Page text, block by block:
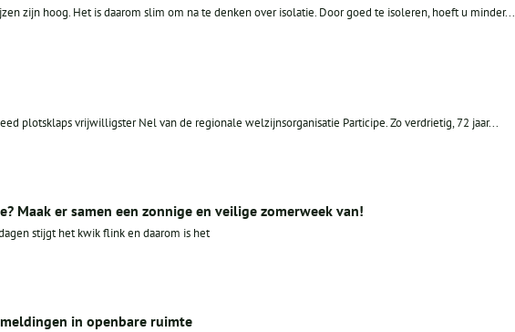
zijn hoog. Het is daarom slim om na te denken over isolatie. Door goed te isoleren, hoeft u minder...
plotsklaps vrijwilligster Nel van de regionale welzijnsorganisatie Participe. Zo verdrietig, 72 jaar...
Maak er samen een zonnige en veilige zomerweek van!
stijgt het kwik flink en daarom is het
in openbare ruimte